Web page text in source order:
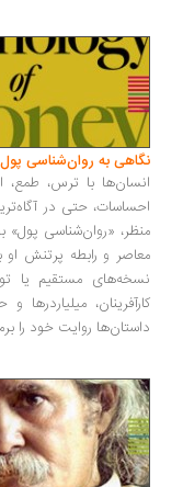
نگاهی به روان‌شناسی
انسان‌ها با ترس،
احساسات، حتی در
منظر، «روان‌شناسی پول»
معاصر و رابطه پرتنش او
نسخه‌های مستقیم یا
کارآفرینان،
داستان‌ها روایت خود را